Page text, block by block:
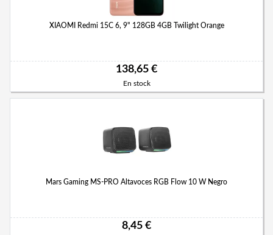
XIAOMI Redmi 15C 6, 9" 128GB 4GB Twilight Orange
138,65 €
En stock
Mars Gaming MS-PRO Altavoces RGB Flow 10 W Negro
8,45 €